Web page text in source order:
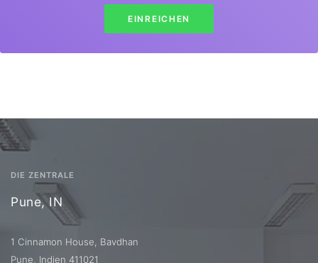
EINREICHEN
DIE ZENTRALE
Pune, IN
1 Cinnamon House, Bavdhan
Pune, Indien 411021